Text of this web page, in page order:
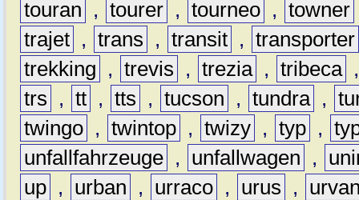
touran , tourer , tourneo , towner
trajet , trans , transit , transporter
trekking
, trevis , trezia , tribeca
trs
, tt , tts , tucson , tundra ,
twingo , twintop , twizy , typ ,
unfallfahrzeuge , unfallwagen ,
up , urban , urraco , urus ,